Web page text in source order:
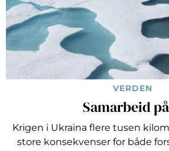
VERDEN
Samarbeid
Krigen i Ukraina flere tusen
store konsekvenser for både